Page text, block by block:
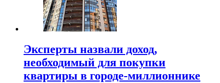
Эксперты назвали доход,
необходимый для покупки
квартиры в городе-миллионнике